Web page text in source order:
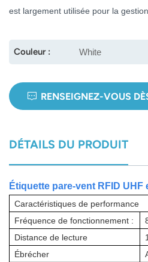
est largement utilisée pour la
Couleur : White
RENSEIGNEZ-VOUS
DÉTAILS DU PRODUIT
Étiquette pare-vent RFID UHF
Caractéristiques de performance
Fréquence de fonctionnement :
Distance de lecture
Ébrécher